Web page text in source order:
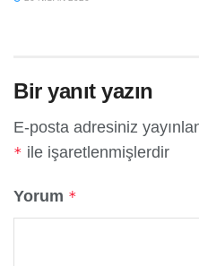
Bir yanıt yazın
E-posta adresiniz
* ile işaretlenmişlerdir
Yorum *